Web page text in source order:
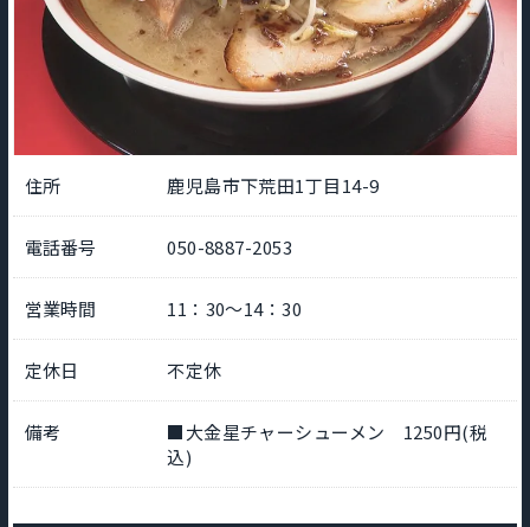
住所 鹿児島市下荒田1丁目14-9
電話番号 050-8887-2053
営業時間 11：30～14：30
定休日 不定休
備考
■大金星チャーシューメン 1250円(税
込)